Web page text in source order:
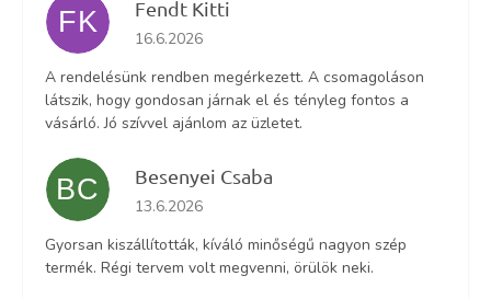
FK Fendt Kitti
Az áruház értékelése 5-ből 5 csillag.
16.6.2026
A rendelésünk rendben megérkezett. A csomagoláson
látszik, hogy gondosan járnak el és tényleg fontos a
vásárló. Jó szívvel ajánlom az üzletet.
BC Besenyei Csaba
Az áruház értékelése 5-ből 5 csillag.
13.6.2026
Gyorsan kiszállították, kíváló minőségű nagyon szép
termék. Régi tervem volt megvenni, örülök neki.